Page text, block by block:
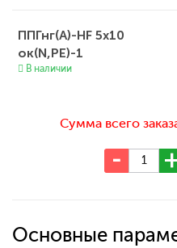
ППГнг(А)-HF 5x10
ок(N,PE)-1
В наличии
Сумма всего
Основные